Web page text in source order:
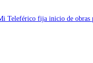
Teleférico fija inicio de obras